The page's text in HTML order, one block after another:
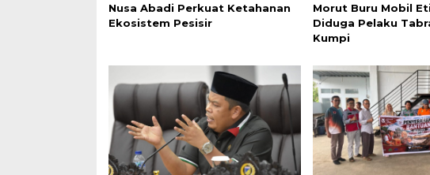
Nusa Abadi Perkuat Ketahanan
Ekosistem Pesisir
Morut Buru Mobil
Diduga Pelaku
Kumpi